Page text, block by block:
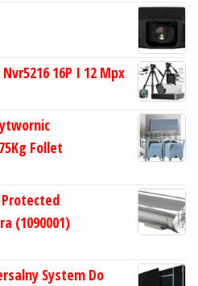
16P I 12 Mpx
Follet
Protected
(1090001)
System Do